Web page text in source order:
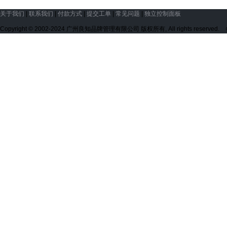
关于我们 联系我们 付款方式 提交工单 常见问题 独立控制面板
Copyright © 2002-2024 广州良知品牌管理有限公司 版权所有, All rights reserved.